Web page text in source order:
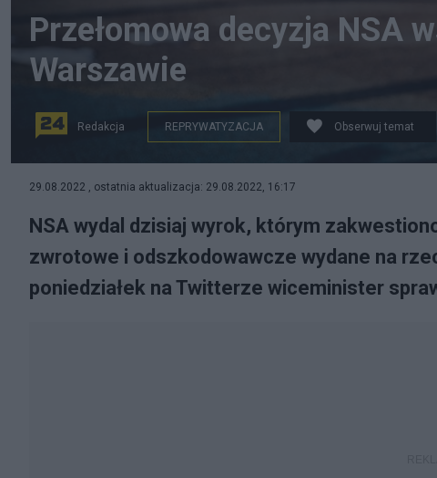
Przełomowa decyzja NSA
Warszawie
Redakcja REPRYWATYZACJA Obserwuj temat
29.08.2022 , ostatnia aktualizacja: 29.08.2022, 16:17
NSA wydal dzisiaj wyrok, którym
zwrotowe i odszkodowawcze wydane na
poniedziałek na Twitterze wiceminister